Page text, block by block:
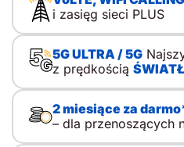
i zasięg sieci PLUS
5G ULTRA / 5G
z prędkością
2 miesiące za
– dla przenoszących